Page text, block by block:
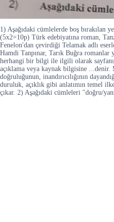
1) Aşağıdaki cümlelerde boş bırakılan
(5x2=10p) Türk edebiyatına roman,
Fenelon'dan çevirdiği Telamak adlı
Hamdi Tanpınar, Tarık Buğra romanlar
herhangi bir bilgi ile ilgili olarak
açıklama veya kaynak bilgisine ...denir.
doğruluğunun, inandırıcılığının
duruluk, açıklık gibi anlatımın temel
çıkar. 2) Aşağıdaki cümleleri "doğru/